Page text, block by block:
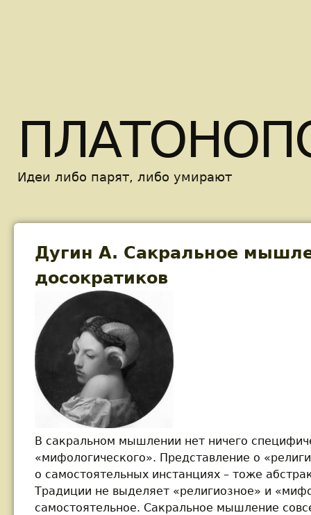
Идеи либо парят, либо умирают
Дугин А. Сакральное
досократиков
В сакральном мышлении нет ничего
«мифологического». Представление о
о самостоятельных инстанциях – тоже
Традиции не выделяет «религиозное» и
самостоятельное. Сакральное мышление